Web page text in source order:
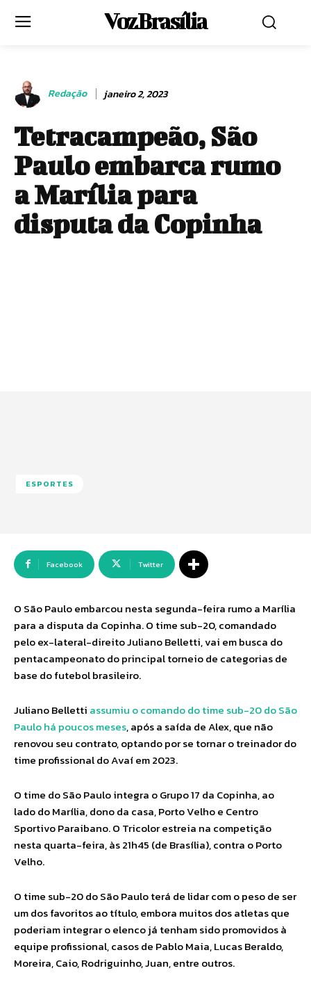
Voz Brasília
Redação janeiro 2, 2023
Tetracampeão, São
Paulo embarca rumo
a Marília para
disputa da Copinha
ESPORTES
Facebook Twitter
O São Paulo embarcou nesta segunda-feira rumo a Marília
para a disputa da Copinha. O time sub-20, comandado
pelo ex-lateral-direito Juliano Belletti, vai em busca do
pentacampeonato do principal torneio de categorias de
base do futebol brasileiro.
Juliano Belletti assumiu o comando do time sub-20 do São
Paulo há poucos meses, após a saída de Alex, que não
renovou seu contrato, optando por se tornar o treinador do
time profissional do Avaí em 2023.
O time do São Paulo integra o Grupo 17 da Copinha, ao
lado do Marília, dono da casa, Porto Velho e Centro
Sportivo Paraibano. O Tricolor estreia na competição
nesta quarta-feira, às 21h45 (de Brasília), contra o Porto
Velho.
O time sub-20 do São Paulo terá de lidar com o peso de ser
um dos favoritos ao título, embora muitos dos atletas que
poderiam integrar o elenco já tenham sido promovidos à
equipe profissional, casos de Pablo Maia, Lucas Beraldo,
Moreira, Caio, Rodriguinho, Juan, entre outros.